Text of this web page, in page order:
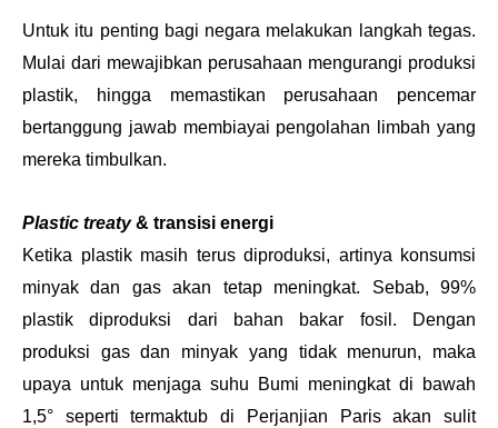
Untuk itu penting bagi negara melakukan langkah tegas.
Mulai dari mewajibkan perusahaan mengurangi produksi
plastik, hingga memastikan perusahaan pencemar
bertanggung jawab membiayai pengolahan limbah yang
mereka timbulkan.
Plastic treaty & transisi energi
Ketika plastik masih terus diproduksi, artinya konsumsi
minyak dan gas akan tetap meningkat. Sebab, 99%
plastik diproduksi dari bahan bakar fosil. Dengan
produksi gas dan minyak yang tidak menurun, maka
upaya untuk menjaga suhu Bumi meningkat di bawah
1,5° seperti termaktub di Perjanjian Paris akan sulit